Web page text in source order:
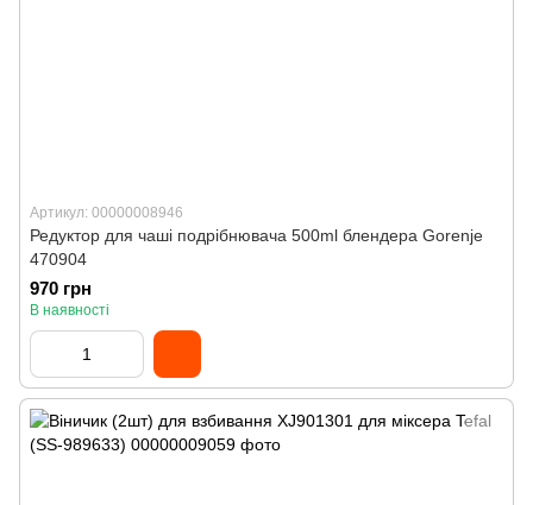
Артикул: 00000008946
Редуктор для чаші подрібнювача 500ml блендера Gorenje
470904
970 грн
В наявності